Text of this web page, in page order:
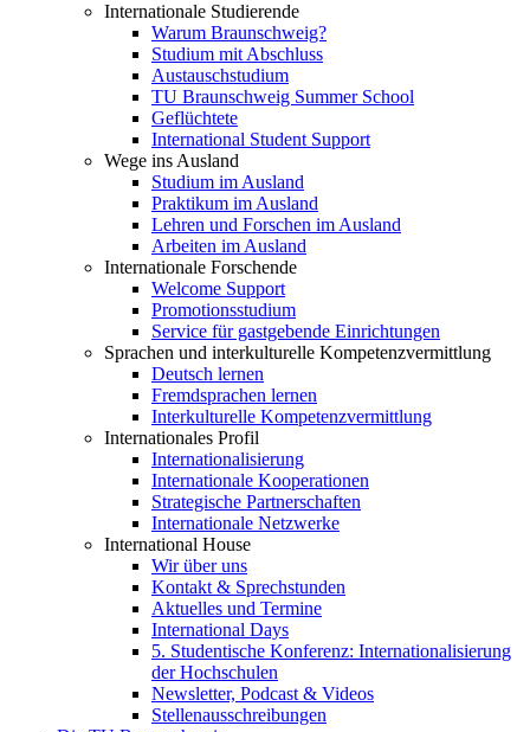
Internationale Studierende
Warum Braunschweig?
Studium mit Abschluss
Austauschstudium
TU Braunschweig Summer School
Geflüchtete
International Student Support
Wege ins Ausland
Studium im Ausland
Praktikum im Ausland
Lehren und Forschen im Ausland
Arbeiten im Ausland
Internationale Forschende
Welcome Support
Promotionsstudium
Service für gastgebende Einrichtungen
Sprachen und interkulturelle Kompetenzvermittlung
Deutsch lernen
Fremdsprachen lernen
Interkulturelle Kompetenzvermittlung
Internationales Profil
Internationalisierung
Internationale Kooperationen
Strategische Partnerschaften
Internationale Netzwerke
International House
Wir über uns
Kontakt & Sprechstunden
Aktuelles und Termine
International Days
5. Studentische Konferenz: Internationalisierung
der Hochschulen
Newsletter, Podcast & Videos
Stellenausschreibungen